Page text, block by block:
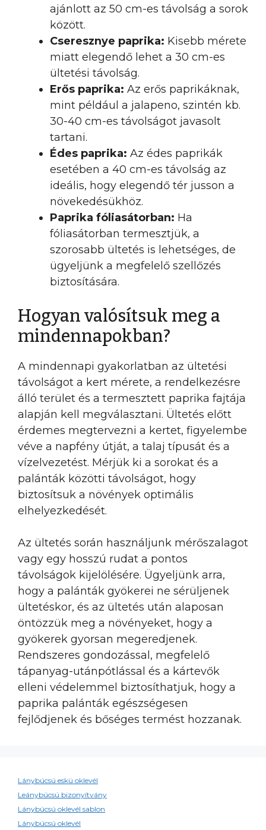
ajánlott az 50 cm-es távolság a sorok
között.
Cseresznye paprika: Kisebb mérete
miatt elegendő lehet a 30 cm-es
ültetési távolság.
Erős paprika: Az erős paprikáknak,
mint például a jalapeno, szintén kb.
30-40 cm-es távolságot javasolt
tartani.
Édes paprika: Az édes paprikák
esetében a 40 cm-es távolság az
ideális, hogy elegendő tér jusson a
növekedésükhöz.
Paprika fóliasátorban: Ha
fóliasátorban termesztjük, a
szorosabb ültetés is lehetséges, de
ügyeljünk a megfelelő szellőzés
biztosítására.
Hogyan valósítsuk meg a
mindennapokban?
A mindennapi gyakorlatban az ültetési
távolságot a kert mérete, a rendelkezésre
álló terület és a termesztett paprika fajtája
alapján kell megválasztani. Ültetés előtt
érdemes megtervezni a kertet, figyelembe
véve a napfény útját, a talaj típusát és a
vízelvezetést. Mérjük ki a sorokat és a
palánták közötti távolságot, hogy
biztosítsuk a növények optimális
elhelyezkedését.
Az ültetés során használjunk mérőszalagot
vagy egy hosszú rudat a pontos
távolságok kijelölésére. Ügyeljünk arra,
hogy a palánták gyökerei ne sérüljenek
ültetéskor, és az ültetés után alaposan
öntözzük meg a növényeket, hogy a
gyökerek gyorsan megeredjenek.
Rendszeres gondozással, megfelelő
tápanyag-utánpótlással és a kártevők
elleni védelemmel biztosíthatjuk, hogy a
paprika palánták egészségesen
fejlődjenek és bőséges termést hozzanak.
Lánybúcsú eskü oklevél
Leánybúcsú bizonyítvány
Lánybúcsú oklevél sablon
Lánybúcsú oklevél